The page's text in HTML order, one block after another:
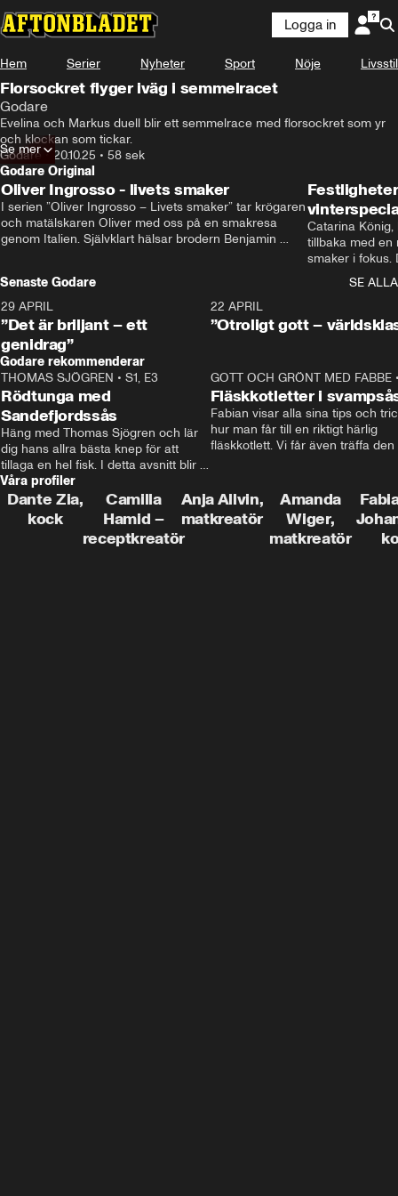
Logga in
Hem Serier Nyheter Sport Nöje Livsstil
Florsockret flyger iväg i semmelracet
Godare
Evelina och Markus duell blir ett semmelrace med florsockret som yr
och klockan som tickar.
Godare • 20.10.25 • 58 sek
Se mer
Godare Original
Oliver Ingrosso - livets smaker
I serien ”Oliver Ingrosso – Livets smaker” tar krögaren
och matälskaren Oliver med oss på en smakresa
genom Italien. Självklart hälsar brodern Benjamin
Catarina
tillbaka med en
smaker i fokus.
julfavoriter
Senaste Godare
SE ALLA
29 APRIL
”Det är briljant – ett
genidrag”
22 APRIL
”Otroligt gott –
Godare rekommenderar
THOMAS SJÖGREN • S1, E3
Rödtunga med
Sandefjordssås
Häng med Thomas Sjögren och lär
dig hans allra bästa knep för att
tillaga en hel fisk. I detta avsnitt blir
de helstekt rödtunga med
sandefjordssås och en magisk sallad
på pepparrot och äpple.
GOTT OCH GRÖNT MED FABBE
Fläskkotletter i
Fabian visar alla sina tips och
hur man får till en riktigt härlig
fläskkotlett. Vi får även träffa den
grisbonde på Gotland.
Våra profiler
Dante Zia,
kock
Camilla
Hamid –
receptkreatör
Anja Allvin,
matkreatör
Amanda
Wiger,
matkreatör